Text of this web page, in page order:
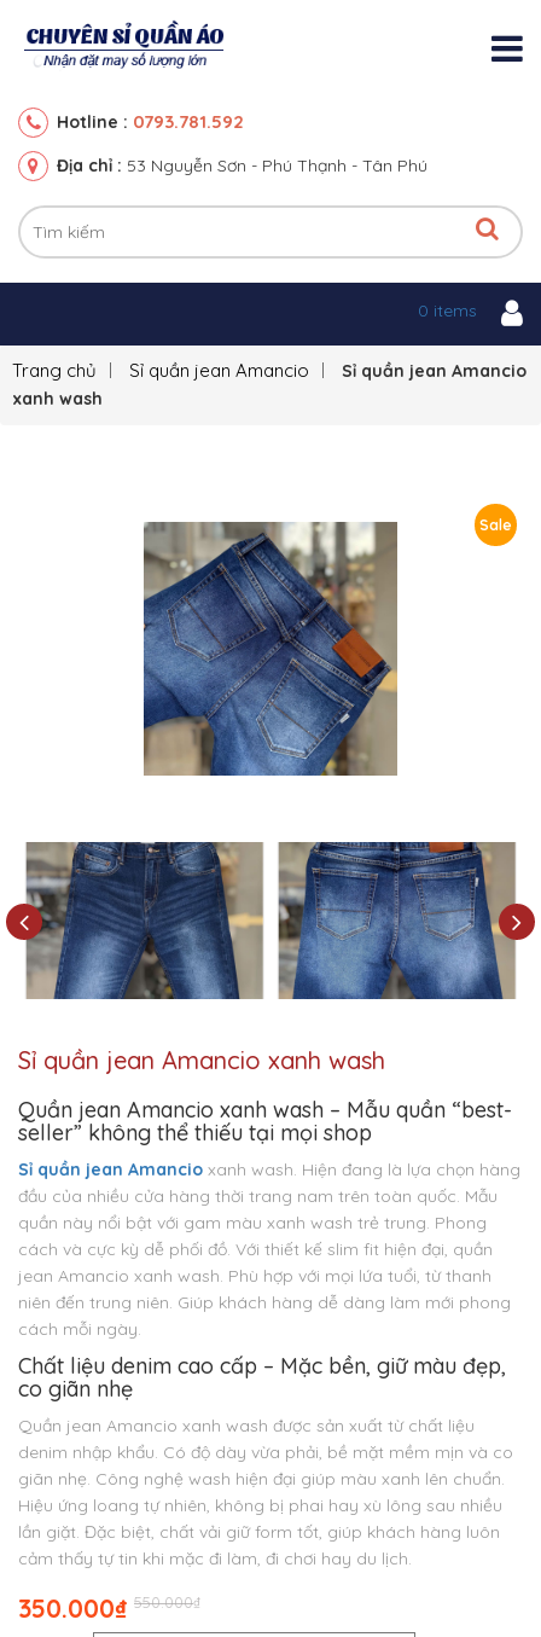
Hotline : 0793.781.592
Địa chỉ : 53 Nguyễn Sơn - Phú Thạnh - Tân Phú
0 items
Trang chủ Sỉ quần jean Amancio
Sỉ quần jean Amancio
xanh wash
Sale
Sỉ quần jean Amancio xanh wash
Quần jean Amancio xanh wash – Mẫu quần “best-
seller” không thể thiếu tại mọi shop
Sỉ quần jean Amancio xanh wash. Hiện đang là lựa chọn hàng
đầu của nhiều cửa hàng thời trang nam trên toàn quốc. Mẫu
quần này nổi bật với gam màu xanh wash trẻ trung. Phong
cách và cực kỳ dễ phối đồ. Với thiết kế slim fit hiện đại, quần
jean Amancio xanh wash. Phù hợp với mọi lứa tuổi, từ thanh
niên đến trung niên. Giúp khách hàng dễ dàng làm mới phong
cách mỗi ngày.
Chất liệu denim cao cấp – Mặc bền, giữ màu đẹp,
co giãn nhẹ
Quần jean Amancio xanh wash được sản xuất từ chất liệu
denim nhập khẩu. Có độ dày vừa phải, bề mặt mềm mịn và co
giãn nhẹ. Công nghệ wash hiện đại giúp màu xanh lên chuẩn.
Hiệu ứng loang tự nhiên, không bị phai hay xù lông sau nhiều
lần giặt. Đặc biệt, chất vải giữ form tốt, giúp khách hàng luôn
cảm thấy tự tin khi mặc đi làm, đi chơi hay du lịch.
₫
550.000 Giá
₫
350.000
Giá